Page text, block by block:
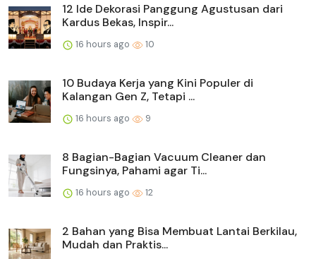
12 Ide Dekorasi Panggung Agustusan dari
Kardus Bekas, Inspir...
16 hours ago 10
10 Budaya Kerja yang Kini Populer di
Kalangan Gen Z, Tetapi ...
16 hours ago 9
8 Bagian-Bagian Vacuum Cleaner dan
Fungsinya, Pahami agar Ti...
16 hours ago 12
2 Bahan yang Bisa Membuat Lantai Berkilau,
Mudah dan Praktis...